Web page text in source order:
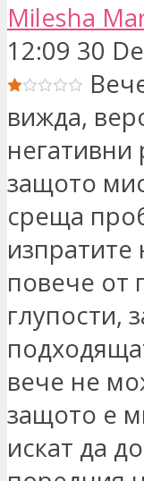
Milesha
12:09 30
вижда,
защото
среща
повече от
глупости,
вече не
защото е
искат да